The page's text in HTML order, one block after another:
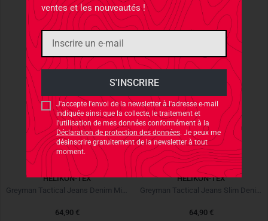
ventes et les nouveautés !
J'accepte l'envoi de la newsletter à l'adresse e-mail
indiquée ainsi que la collecte, le traitement et
l'utilisation de mes données conformément à la
Déclaration de protection des données. Je peux me
désinscrire gratuitement de la newsletter à tout
moment.
HELIKON-TEX
64,90 €
HELIKON-TEX
64,90 €